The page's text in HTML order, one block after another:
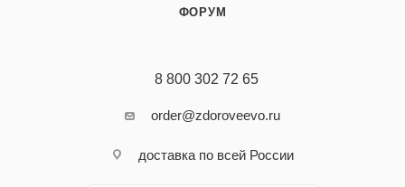
ФОРУМ
8 800 302 72 65
order@zdoroveevo.ru
доставка по всей России